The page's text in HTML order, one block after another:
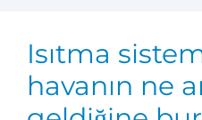
Isıtma
havanın ne